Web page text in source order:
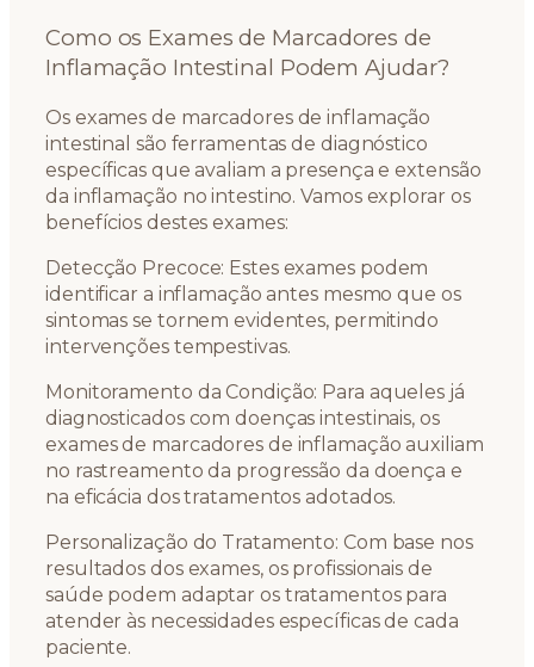
Como os Exames de Marcadores de
Inflamação Intestinal Podem Ajudar?
Os exames de marcadores de inflamação
intestinal são ferramentas de diagnóstico
específicas que avaliam a presença e extensão
da inflamação no intestino. Vamos explorar os
benefícios destes exames:
Detecção Precoce: Estes exames podem
identificar a inflamação antes mesmo que os
sintomas se tornem evidentes, permitindo
intervenções tempestivas.
Monitoramento da Condição: Para aqueles já
diagnosticados com doenças intestinais, os
exames de marcadores de inflamação auxiliam
no rastreamento da progressão da doença e
na eficácia dos tratamentos adotados.
Personalização do Tratamento: Com base nos
resultados dos exames, os profissionais de
saúde podem adaptar os tratamentos para
atender às necessidades específicas de cada
paciente.